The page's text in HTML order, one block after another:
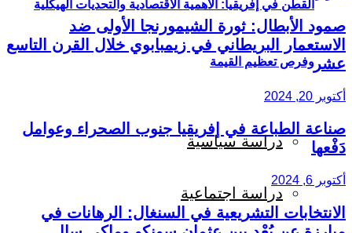
القطن في إفريقيا: الأهمية الاقتصادية والتحديات الهيكلية
وفرص تعظيم القيمة
دراسة سياسية
دراسة اجتماعية
صمود الأبطال: ثورة الشيمورنجا الأولى ضد
الاستعمار البريطاني في زيمبابوي خلال القرن التاسع
عشر
أكتوبر 20, 2024
صناعة الطباعة في إفريقيا جنوب الصحراء وعوامل
دَفْعها
أكتوبر 6, 2024
الانتخابات التشريعية في السنغال: الرهانات في